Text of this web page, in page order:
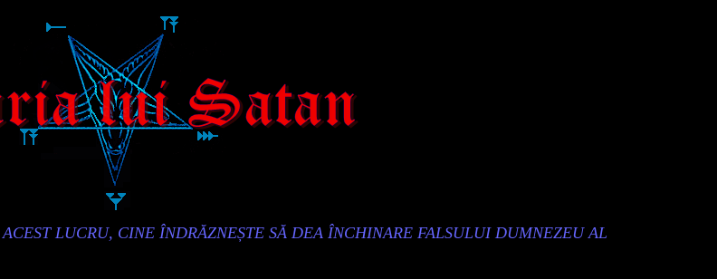
LUCRU, CINE ÎNDRĂZNEȘTE SĂ DEA ÎNCHINARE FALSULUI DUMNEZEU AL